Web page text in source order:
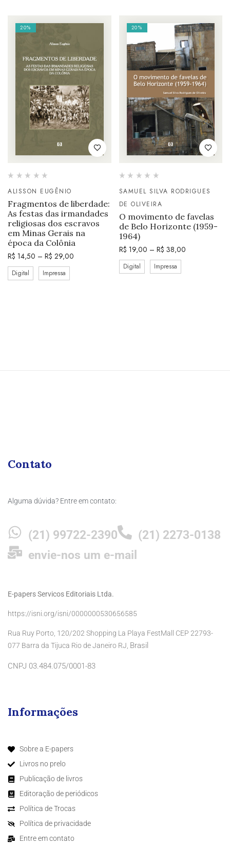
20%
ALISSON EUGÊNIO
Fragmentos de liberdade:
As festas das irmandades
religiosas dos escravos
em Minas Gerais na
época da Colônia
R$ 14,50 – R$ 29,00
Digital Impressa
20%
SAMUEL SILVA RODRIGUES
DE OLIVEIRA
O movimento de favelas
de Belo Horizonte (1959-
1964)
R$ 19,00 – R$ 38,00
Digital Impressa
Contato
Alguma dúvida? Entre em contato:
(21) 99722-2390
(21) 2273-0138
envie-nos um e-mail
E-papers Servicos Editoriais Ltda.
https://isni.org/isni/0000000530656585
Rua Ruy Porto, 120/202 Shopping La Playa FestMall CEP 22793-
077 Barra da Tijuca Rio de Janeiro RJ, Brasil
CNPJ 03.484.075/0001-83
Informações
Sobre a E-papers
Livros no prelo
Publicação de livros
Editoração de periódicos
Política de Trocas
Política de privacidade
Entre em contato